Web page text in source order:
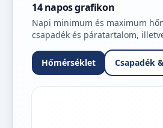
14 napos grafikon
Napi minimum és maximum
csapadék és páratartalom,
Hőmérséklet Csapadék